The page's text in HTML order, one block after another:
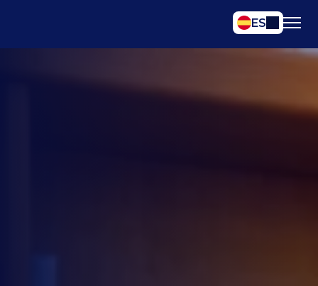
Select Language
ES